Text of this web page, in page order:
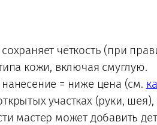
чёткость (при
кожи, включая смуглую.
= ниже цена (см.
участках (руки,
мастер может добавить